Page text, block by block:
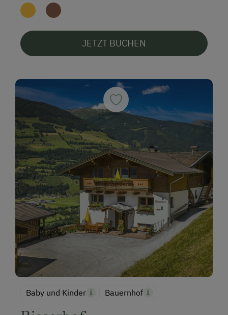
JETZT BUCHEN
Baby und Kinder Bauernhof